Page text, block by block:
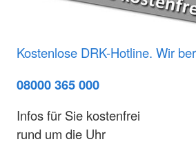
Kostenlose DRK-Hotline. Wir
08000 365 000
Infos für Sie kostenfrei
rund um die Uhr